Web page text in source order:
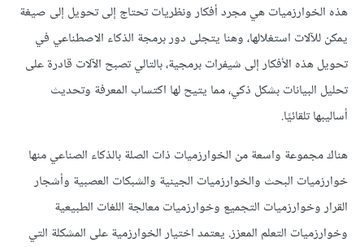
هذه الخوارزميات هي مجرد أفكار ونظريات تحتاج إلى تحويل إلى صيغة
يمكن للآلات استغلالها، وهنا يتجلى دور برمجة الذكاء الاصطناعي في
تحويل هذه الأفكار إلى شيفرات برمجية، بالتالي تصبح الآلات قادرة على
تحليل البيانات بشكل ذكي، مما يتيح لها اكتساب المعرفة وتحديث
أساليبها تلقائيًا.
هناك مجموعة واسعة من الخوارزميات ذات الصلة بالذكاء الصناعي منها
خوارزميات البحث والخوارزميات الجينية والشبكات العصبية وأشجار
القرار وخوارزميات التجميع وخوارزميات معالجة اللغات الطبيعية
وخوارزميات التعلم المعزز. يعتمد اختيار الخوارزمية على المشكلة التي